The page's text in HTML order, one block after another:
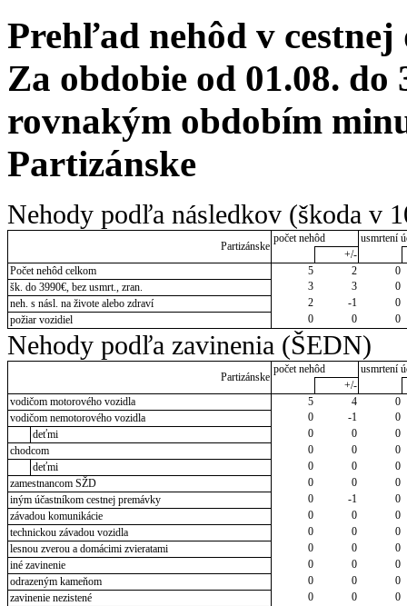
Prehľad nehôd v cestnej
Za obdobie od 01.08. do
rovnakým obdobím
Partizánske
Nehody podľa následkov (škoda v
Partizánske
počet nehôd
usmrtení
+/-
Počet nehôd celkom
5 2
0
šk. do 3990€, bez usmrt., zran.
3 3
0
neh. s násl. na živote alebo zdraví
2 -1
0
požiar vozidiel
0 0 0
Nehody podľa zavinenia (ŠEDN)
Partizánske
počet nehôd
usmrtení
+/-
vodičom motorového vozidla
5 4
0
vodičom nemotorového vozidla
0 -1
0
deťmi
0 0
0
chodcom
0 0
0
deťmi
0 0
0
zamestnancom SŽD
0 0
0
iným účastníkom cestnej premávky
0 -1
0
závadou komunikácie
0 0
0
technickou závadou vozidla
0 0
0
lesnou zverou a domácimi zvieratami
0 0
0
iné zavinenie
0 0
0
odrazeným kameňom
0 0
0
zavinenie nezistené
0 0
0